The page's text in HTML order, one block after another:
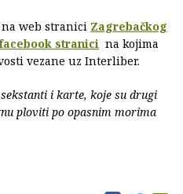
na web stranici Zagrebačkog
stranici na kojima
vezane uz Interliber.
i karte, koje su drugi
ploviti po opasnim morima